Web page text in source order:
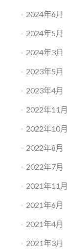
2024年6月
2024年5月
2024年3月
2023年5月
2023年4月
2022年11月
2022年10月
2022年8月
2022年7月
2021年11月
2021年6月
2021年4月
2021年3月